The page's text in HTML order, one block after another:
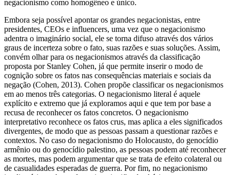
negacionismo como homogêneo e único.
Embora seja possível apontar os grandes negacionistas, entre
presidentes, CEOs e influencers, uma vez que o negacionismo
adentra o imaginário social, ele se torna difuso através dos vários
graus de incerteza sobre o fato, suas razões e suas soluções. Assim,
convém olhar para os negacionismos através da classificação
proposta por Stanley Cohen, já que permite inserir o modo de
cognição sobre os fatos nas consequências materiais e sociais da
negação (Cohen, 2013). Cohen propõe classificar os negacionismos
em ao menos três categorias. O negacionismo literal é aquele
explícito e extremo que já exploramos aqui e que tem por base a
recusa de reconhecer os fatos concretos. O negacionismo
interpretativo reconhece os fatos crus, mas aplica a eles significados
divergentes, de modo que as pessoas passam a questionar razões e
contextos. No caso do negacionismo do Holocausto, do genocídio
armênio ou do genocídio palestino, as pessoas podem até reconhecer
as mortes, mas podem argumentar que se trata de efeito colateral ou
de casualidades esperadas de guerra. Por fim, no negacionismo